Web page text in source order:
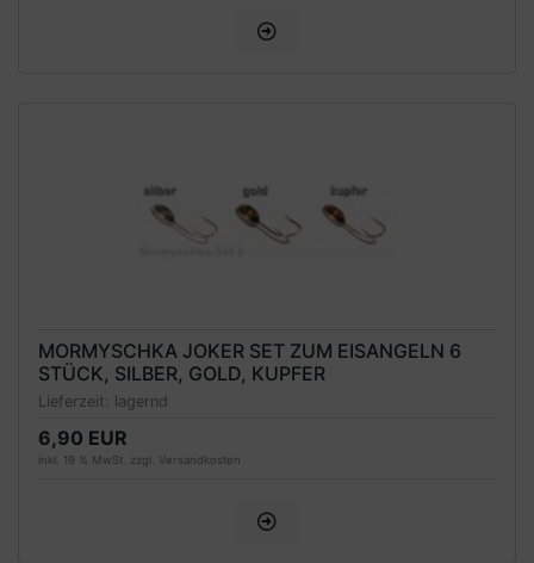
MORMYSCHKA JOKER SET ZUM EISANGELN 6
STÜCK, SILBER, GOLD, KUPFER
Lieferzeit: lagernd
6,90 EUR
inkl. 19 % MwSt. zzgl. Versandkosten